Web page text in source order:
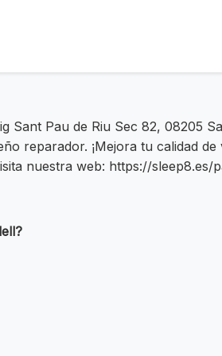
Sant Pau de Riu Sec 82, 08205
reparador. ¡Mejora tu calidad
nuestra web: https://sleep8.es/